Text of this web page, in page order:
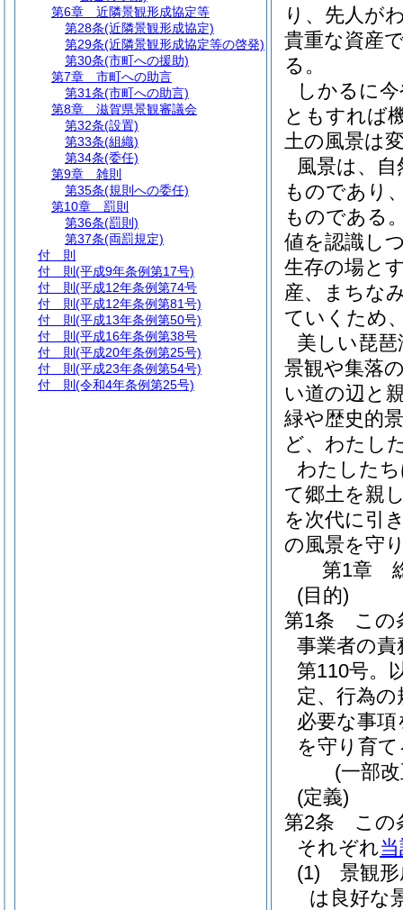
り、先人が
貴重な資産
る。
しかるに
ともすれば
土の風景は
風景は、
ものであり
ものである
値を認識し
生存の場と
産、まちな
ていくため
美しい琵
景観や集落
い道の辺と
緑や歴史的
ど、わたし
わたした
て郷土を親
を次代に引
の風景を守
第1章
(目的)
第1条
この
事業者の
第110号。
定、行為
必要な事
を守り育
(一部
(定義)
第2条
この
それぞれ
(1)
景観
は良好な
第6章
近隣景観形成協定等
第28条(近隣景観形成協定)
第29条(近隣景観形成協定等の啓発)
第30条(市町への援助)
第7章
市町への助言
第31条(市町への助言)
第8章
滋賀県景観審議会
第32条(設置)
第33条(組織)
第34条(委任)
第9章
雑則
第35条(規則への委任)
第10章
罰則
第36条(罰則)
第37条(両罰規定)
付 則
付 則 (平成9年条例第17号)
付 則 (平成12年条例第74号
付 則 (平成12年条例第81号)
付 則 (平成13年条例第50号)
付 則 (平成16年条例第38号
付 則 (平成20年条例第25号)
付 則 (平成23年条例第54号)
付 則 (令和4年条例第25号)